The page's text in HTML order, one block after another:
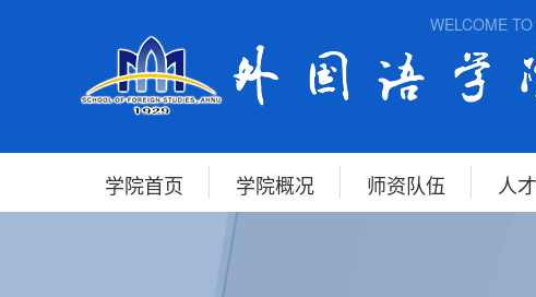
WELCOME TO
学院首页 学院概况 师资队伍 人